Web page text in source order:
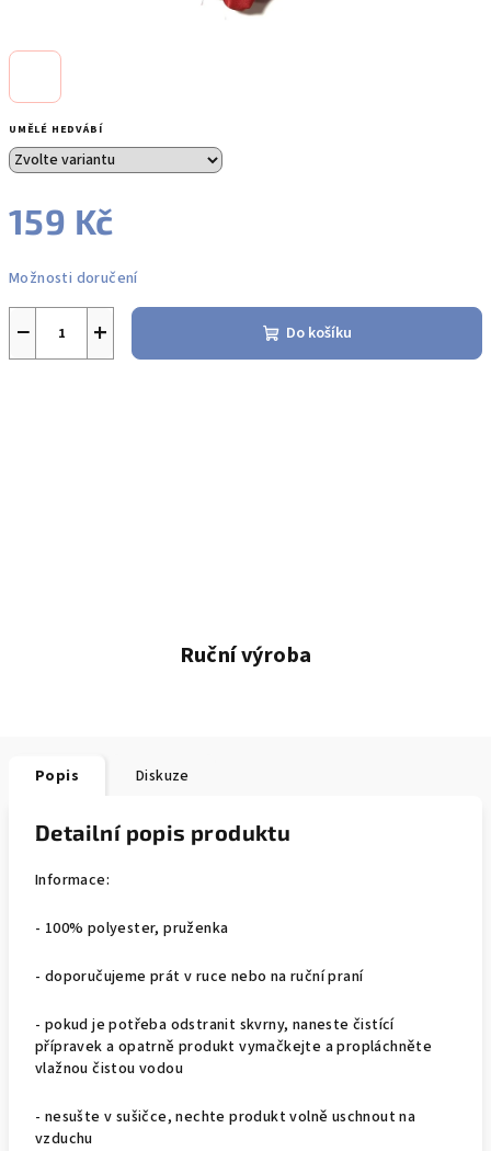
UMĚLÉ HEDVÁBÍ
159 Kč
cena:
Možnosti doručení
+
− Do košíku
Ruční výroba
Popis Diskuze
Detailní popis produktu
Informace:
- 100% polyester, pruženka
- doporučujeme prát v ruce nebo na ruční praní
- pokud je potřeba odstranit skvrny, naneste čistící
přípravek a opatrně produkt vymačkejte a propláchněte
vlažnou čistou vodou
- nesušte v sušičce, nechte produkt volně uschnout na
vzduchu